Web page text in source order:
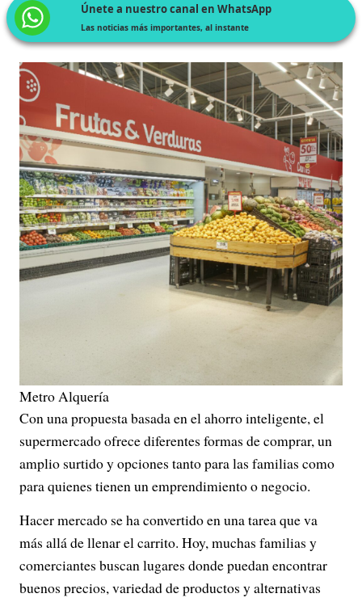
Únete a nuestro canal en WhatsApp
Las noticias más importantes, al instante
Metro Alquería
Con una propuesta basada en el ahorro inteligente, el
supermercado ofrece diferentes formas de comprar, un
amplio surtido y opciones tanto para las familias como
para quienes tienen un emprendimiento o negocio.
Hacer mercado se ha convertido en una tarea que va
más allá de llenar el carrito. Hoy, muchas familias y
comerciantes buscan lugares donde puedan encontrar
buenos precios, variedad de productos y alternativas